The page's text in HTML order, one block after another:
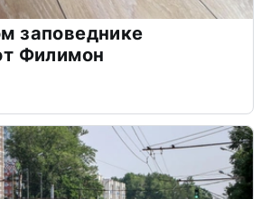
заповеднике
Филимон